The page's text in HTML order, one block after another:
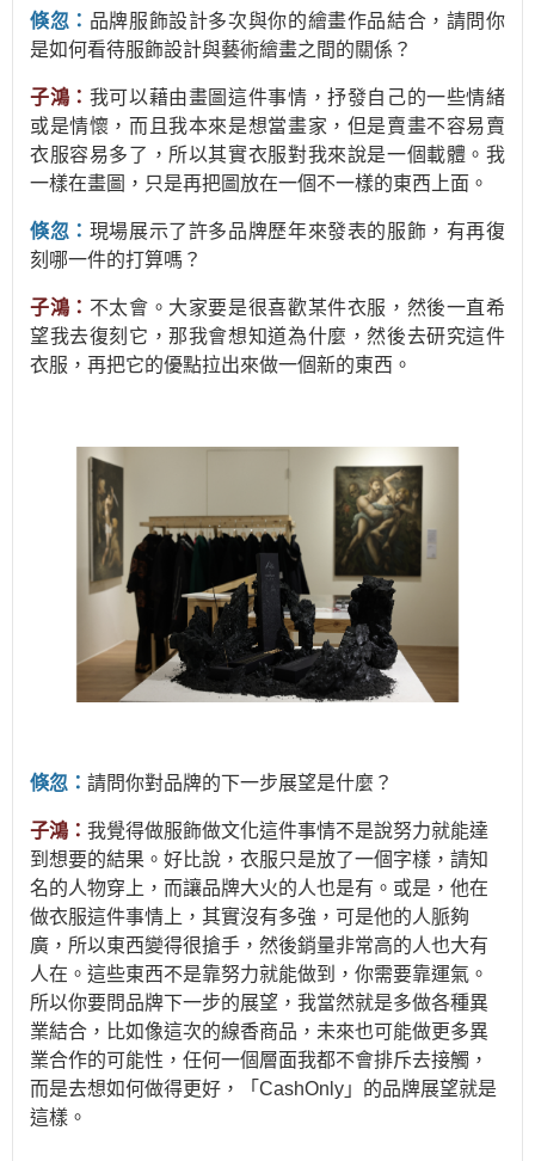
倏忽： 品牌服飾設計多次與你的繪畫作品結合，請問你
是如何看待服飾設計與藝術繪畫之間的關係？
子鴻： 我可以藉由畫圖這件事情，抒發自己的一些情緒
或是情懷，而且我本來是想當畫家，但是賣畫不容易賣
衣服容易多了，所以其實衣服對我來說是一個載體。我
一樣在畫圖，只是再把圖放在一個不一樣的東西上面。
倏忽： 現場展示了許多品牌歷年來發表的服飾，有再復
刻哪一件的打算嗎？
子鴻： 不太會。大家要是很喜歡某件衣服，然後一直希
望我去復刻它，那我會想知道為什麼，然後去研究這件
衣服，再把它的優點拉出來做一個新的東西。
倏忽： 請問你對品牌的下一步展望是什麼？
子鴻： 我覺得做服飾做文化這件事情不是說努力就能達
到想要的結果。好比說，衣服只是放了一個字樣，請知
名的人物穿上，而讓品牌大火的人也是有。或是，他在
做衣服這件事情上，其實沒有多強，可是他的人脈夠
廣，所以東西變得很搶手，然後銷量非常高的人也大有
人在。這些東西不是靠努力就能做到，你需要靠運氣。
所以你要問品牌下一步的展望，我當然就是多做各種異
業結合，比如像這次的線香商品，未來也可能做更多異
業合作的可能性，任何一個層面我都不會排斥去接觸，
而是去想如何做得更好，「CashOnly」的品牌展望就是
這樣。